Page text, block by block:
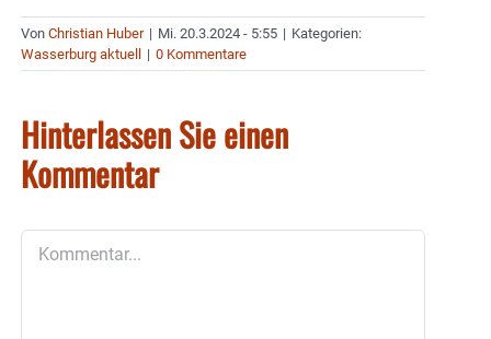
Von Christian Huber | Mi. 20.3.2024 - 5:55 | Kategorien:
Wasserburg aktuell
| 0 Kommentare
Hinterlassen Sie einen
Kommentar